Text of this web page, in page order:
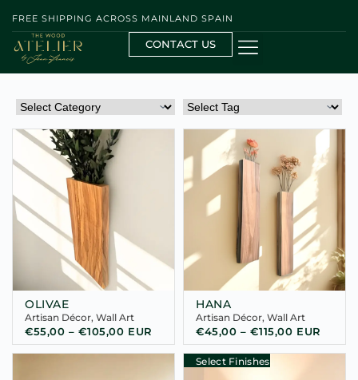
FREE SHIPPING ACROSS MAINLAND SPAIN
CONTACT US
OLIVAE
Artisan Décor, Wall Art
€55,00 – €105,00 EUR
HANA
Artisan Décor, Wall Art
€45,00 – €115,00 EUR
Select Finishes